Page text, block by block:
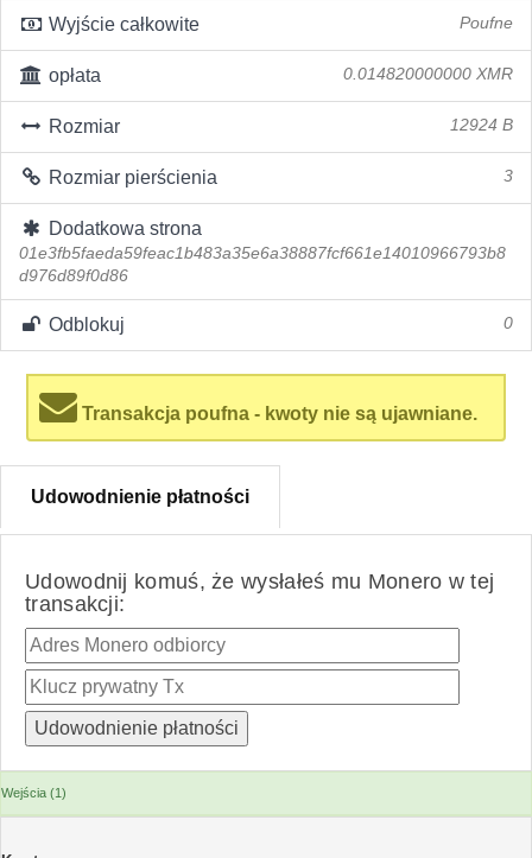
Wyjście całkowite Poufne
opłata 0.014820000000 XMR
Rozmiar 12924 B
Rozmiar pierścienia 3
Dodatkowa strona
01e3fb5faeda59feac1b483a35e6a38887fcf661e14010966793b8
d976d89f0d86
Odblokuj 0
Transakcja poufna - kwoty nie są ujawniane.
Udowodnienie płatności
Udowodnij komuś, że wysłałeś mu Monero w tej
transakcji:
Wejścia (1)